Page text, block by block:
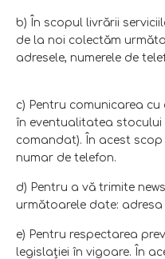
b) În scopul livrării
de la noi colectăm
adresele, numerele de
c) Pentru comunicarea
în eventualitatea stocului
comandat). În acest
numar de telefon.
d) Pentru a vă trimite
următoarele date: adresa
e) Pentru respectarea
legislaţiei în vigoare. În